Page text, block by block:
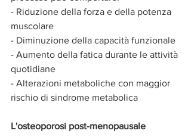
- Riduzione della forza e della potenza
muscolare
- Diminuzione della capacità funzionale
- Aumento della fatica durante le attività
quotidiane
- Alterazioni metaboliche con maggior
rischio di sindrome metabolica
L'osteoporosi post-menopausale